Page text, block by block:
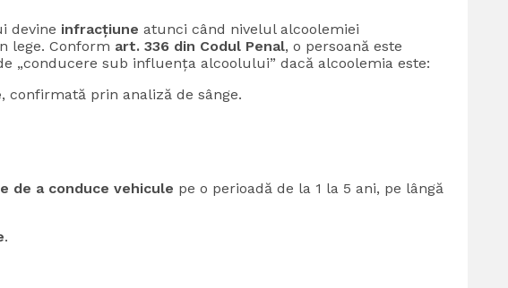
devine infracțiune atunci când nivelul alcoolemiei
lege. Conform art. 336 din Codul Penal, o persoană este
„conducere sub influența alcoolului” dacă alcoolemia este:
, confirmată prin analiză de sânge.
de a conduce vehicule pe o perioadă de la 1 la 5 ani, pe lângă
.